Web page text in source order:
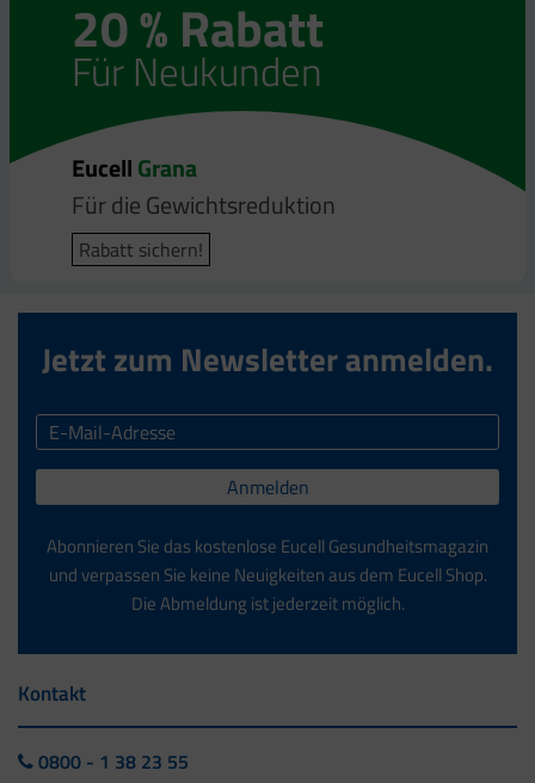
20 % Rabatt
Für Neukunden
EucellGrana
Für die Gewichtsreduktion
Rabatt sichern!
20 % Rabatt
Für Neukunden
EucellBodyfit
Für die Gewichtsreduktion
Rabatt sichern!
Jetzt zum Newsletter anmelden.
Anmelden
Abonnieren Sie das kostenlose Eucell Gesundheitsmagazin
und verpassen Sie keine Neuigkeiten aus dem Eucell Shop.
Die Abmeldung ist jederzeit möglich.
Kontakt
0800 - 1 38 23 55